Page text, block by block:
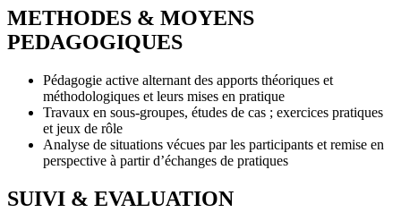
METHODES & MOYENS
PEDAGOGIQUES
Pédagogie active alternant des apports théoriques et
méthodologiques et leurs mises en pratique
Travaux en sous-groupes, études de cas ; exercices pratiques
et jeux de rôle
Analyse de situations vécues par les participants et remise en
perspective à partir d’échanges de pratiques
SUIVI & EVALUATION